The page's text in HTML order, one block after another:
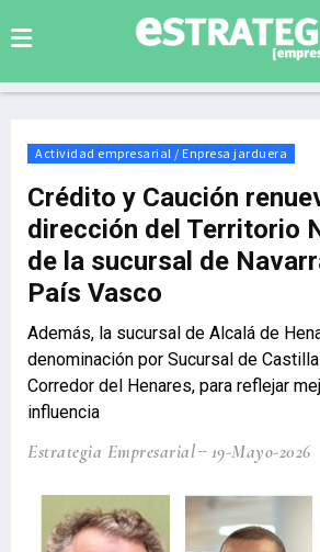
Actividad empresarial / Enpresa jarduera
Crédito y Caución
dirección del Territorio
de la sucursal de
País Vasco
Además, la sucursal de Alcalá de
denominación por Sucursal de
Corredor del Henares, para reflejar
influencia
Estrategia Empresarial 19-Mayo-2026